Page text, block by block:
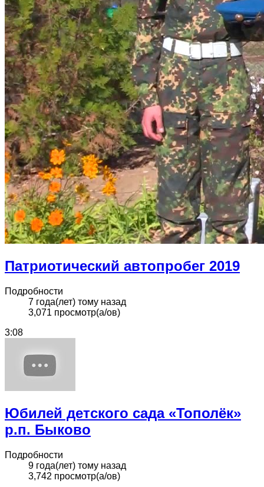
Патриотический автопробег 2019
Подробности
7 года(лет) тому назад
3,071 просмотр(а/ов)
3:08
Юбилей детского сада «Тополёк»
р.п. Быково
Подробности
9 года(лет) тому назад
3,742 просмотр(а/ов)